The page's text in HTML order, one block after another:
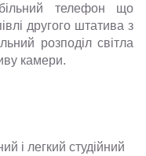
телефон що
другого штатива з
розподіл світла
камери.
і легкий студійний